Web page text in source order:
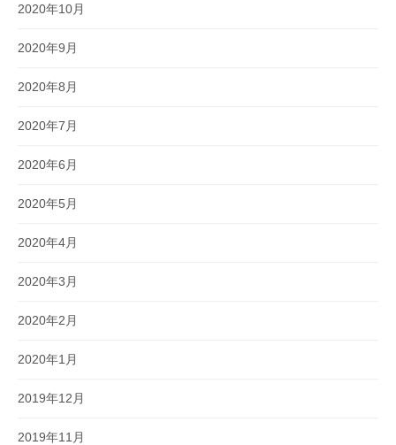
2020年10月
2020年9月
2020年8月
2020年7月
2020年6月
2020年5月
2020年4月
2020年3月
2020年2月
2020年1月
2019年12月
2019年11月